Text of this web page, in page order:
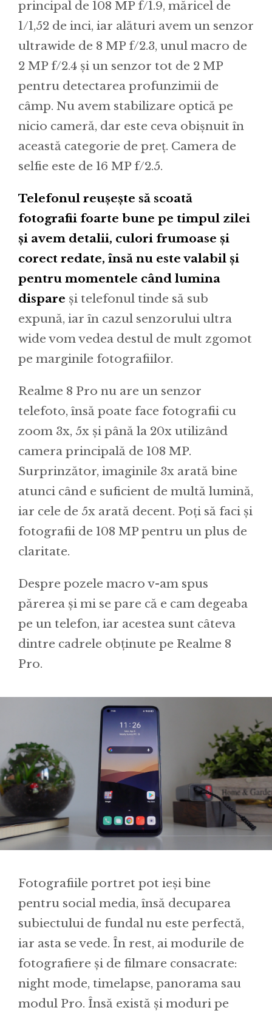
principal de 108 MP f/1.9, măricel de
1/1,52 de inci, iar alături avem un senzor
ultrawide de 8 MP f/2.3, unul macro de
2 MP f/2.4 și un senzor tot de 2 MP
pentru detectarea profunzimii de
câmp. Nu avem stabilizare optică pe
nicio cameră, dar este ceva obișnuit în
această categorie de preț. Camera de
selfie este de 16 MP f/2.5.
Telefonul reușește să scoată
fotografii foarte bune pe timpul zilei
și avem detalii, culori frumoase și
corect redate, însă nu este valabil și
pentru momentele când lumina
dispare și telefonul tinde să sub
expună, iar în cazul senzorului ultra
wide vom vedea destul de mult zgomot
pe marginile fotografiilor.
Realme 8 Pro nu are un senzor
telefoto, însă poate face fotografii cu
zoom 3x, 5x și până la 20x utilizând
camera principală de 108 MP.
Surprinzător, imaginile 3x arată bine
atunci când e suficient de multă lumină,
iar cele de 5x arată decent. Poți să faci și
fotografii de 108 MP pentru un plus de
claritate.
Despre pozele macro v-am spus
părerea și mi se pare că e cam degeaba
pe un telefon, iar acestea sunt câteva
dintre cadrele obținute pe Realme 8
Pro.
Fotografiile portret pot ieși bine
pentru social media, însă decuparea
subiectului de fundal nu este perfectă,
iar asta se vede. În rest, ai modurile de
fotografiere și de filmare consacrate:
night mode, timelapse, panorama sau
modul Pro. Însă există și moduri pe